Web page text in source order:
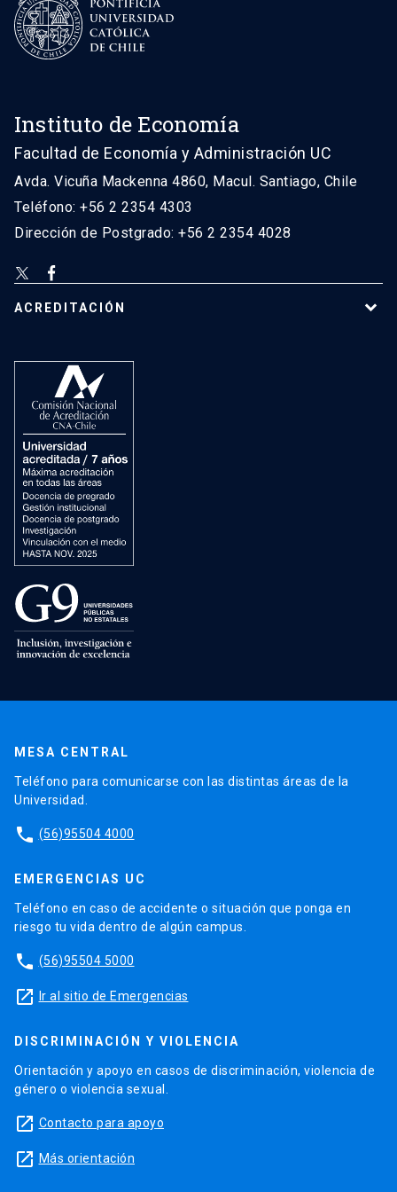
Instituto de Economía
Facultad de Economía y Administración UC
Avda. Vicuña Mackenna 4860, Macul. Santiago, Chile
Teléfono: +56 2 2354 4303
Dirección de Postgrado: +56 2 2354 4028
ACREDITACIÓN
MESA CENTRAL
Teléfono para comunicarse con las distintas áreas de la
Universidad.
phone (56)95504 4000
EMERGENCIAS UC
Teléfono en caso de accidente o situación que ponga en
riesgo tu vida dentro de algún campus.
phone (56)95504 5000
launch Ir al sitio de Emergencias
DISCRIMINACIÓN Y VIOLENCIA
Orientación y apoyo en casos de discriminación, violencia de
género o violencia sexual.
launch Contacto para apoyo
launch Más orientación